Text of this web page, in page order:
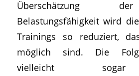
Überschätzung
Belastungsfähigkeit wird
Trainings so reduziert,
möglich sind. Die
vielleicht